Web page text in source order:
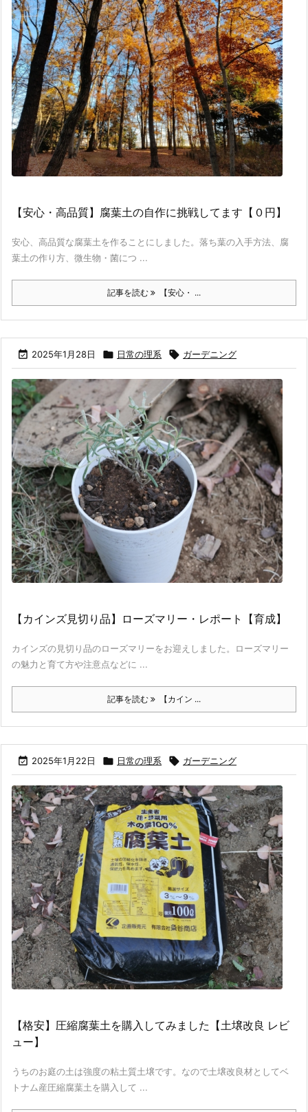
【安心・高品質】腐葉土の自作に挑戦してます【０円】
安心、高品質な腐葉土を作ることにしました。落ち葉の入手方法、腐
葉土の作り方、微生物・菌につ ...
記事を読む 【安心・ ...
 2025年1月28日  日常の理系  ガーデニング
【カインズ見切り品】ローズマリー・レポート【育成】
カインズの見切り品のローズマリーをお迎えしました。ローズマリー
の魅力と育て方や注意点などに ...
記事を読む 【カイン ...
 2025年1月22日  日常の理系  ガーデニング
【格安】圧縮腐葉土を購入してみました【土壌改良 レビ
ュー】
うちのお庭の土は強度の粘土質土壌です。なので土壌改良材としてベ
トナム産圧縮腐葉土を購入して ...